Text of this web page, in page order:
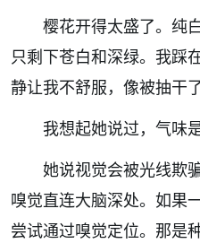
樱花开得太盛了。纯
只剩下苍白和深绿。我踩
静让我不舒服，像被抽干
我想起她说过，气味
她说视觉会被光线欺
嗅觉直连大脑深处。如果
尝试通过嗅觉定位。那是